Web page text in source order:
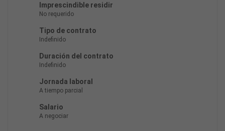
Imprescindible residir
No requerido
Tipo de contrato
Indefinido
Duración del contrato
Indefinido
Jornada laboral
A tiempo parcial
Salario
A negociar